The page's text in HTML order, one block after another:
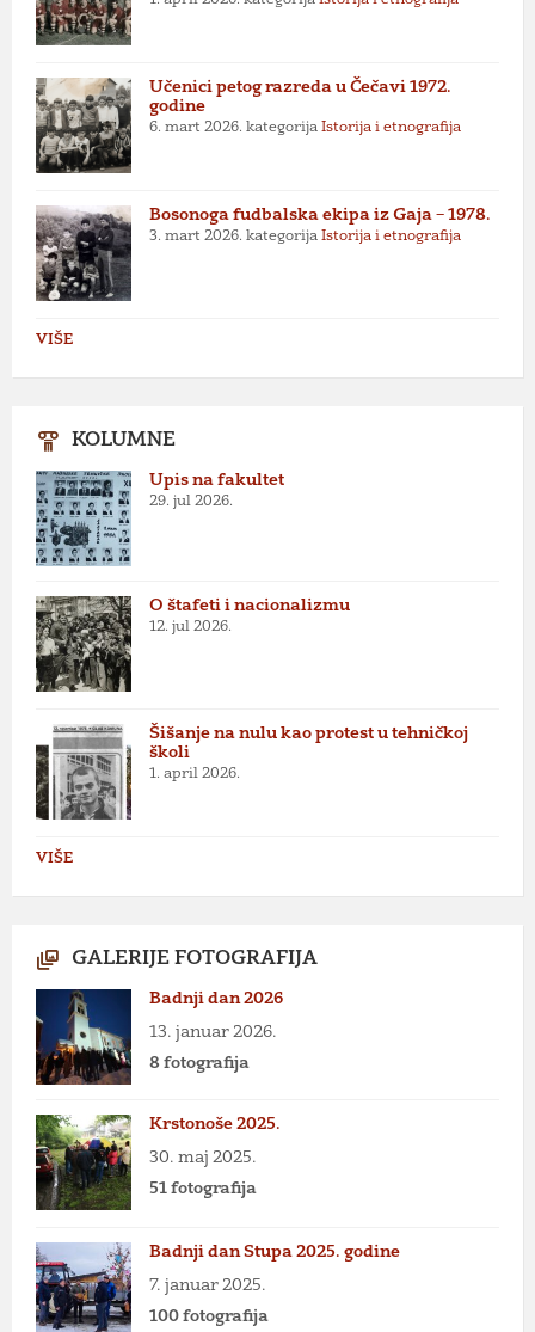
Učenici petog razreda u Čečavi 1972.
godine
6. mart 2026. kategorija Istorija i etnografija
Bosonoga fudbalska ekipa iz Gaja – 1978.
3. mart 2026. kategorija Istorija i etnografija
VIŠE
KOLUMNE
Upis na fakultet
29. jul 2026.
O štafeti i nacionalizmu
12. jul 2026.
Šišanje na nulu kao protest u tehničkoj
školi
1. april 2026.
VIŠE
GALERIJE FOTOGRAFIJA
Badnji dan 2026
13. januar 2026.
8 fotografija
Krstonoše 2025.
30. maj 2025.
51 fotografija
Badnji dan Stupa 2025. godine
7. januar 2025.
100 fotografija